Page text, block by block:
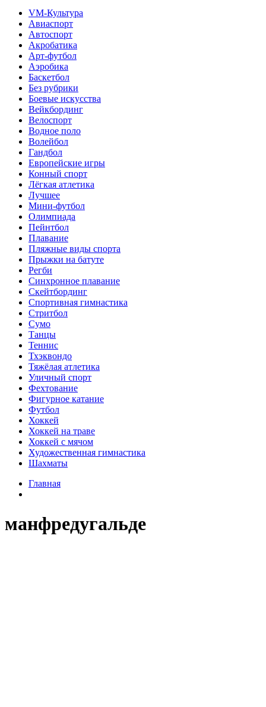
VM-Культура
Авиаспорт
Автоспорт
Акробатика
Арт-футбол
Аэробика
Баскетбол
Без рубрики
Боевые искусства
Вейкбординг
Велоспорт
Водное поло
Волейбол
Гандбол
Европейские игры
Конный спорт
Лёгкая атлетика
Лучшее
Мини-футбол
Олимпиада
Пейнтбол
Плавание
Пляжные виды спорта
Прыжки на батуте
Регби
Синхронное плавание
Скейтбординг
Спортивная гимнастика
Стритбол
Сумо
Танцы
Теннис
Тхэквондо
Тяжёлая атлетика
Уличный спорт
Фехтование
Фигурное катание
Футбол
Хоккей
Хоккей на траве
Хоккей с мячом
Художественная гимнастика
Шахматы
Главная
манфредугальде